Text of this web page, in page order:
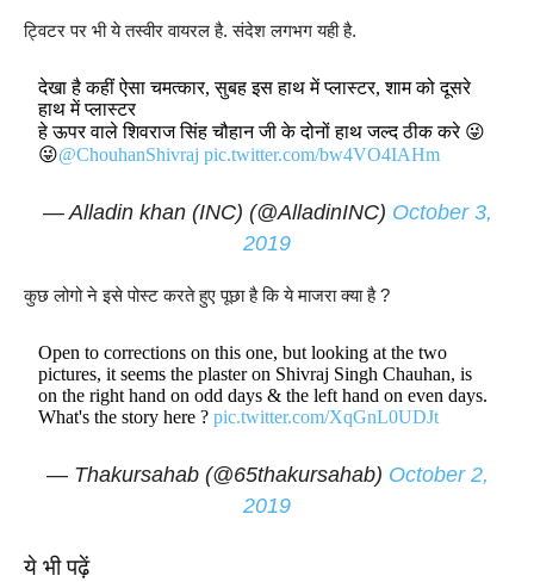
ट्विटर पर भी ये तस्वीर वायरल है. संदेश लगभग यही है.
देखा है कहीं ऐसा चमत्कार, सुबह इस हाथ में प्लास्टर, शाम को दूसरे
हाथ में प्लास्टर
हे ऊपर वाले शिवराज सिंह चौहान जी के दोनों हाथ जल्द ठीक करे 😜
😜@ChouhanShivraj pic.twitter.com/bw4VO4IAHm
— Alladin khan (INC) (@AlladinINC) October 3,
2019
कुछ लोगो ने इसे पोस्ट करते हुए पूछा है कि ये माजरा क्या है ?
Open to corrections on this one, but looking at the two
pictures, it seems the plaster on Shivraj Singh Chauhan, is
on the right hand on odd days & the left hand on even days.
What's the story here ?pic.twitter.com/XqGnL0UDJt
— Thakursahab (@65thakursahab) October 2,
2019
ये भी पढ़ें